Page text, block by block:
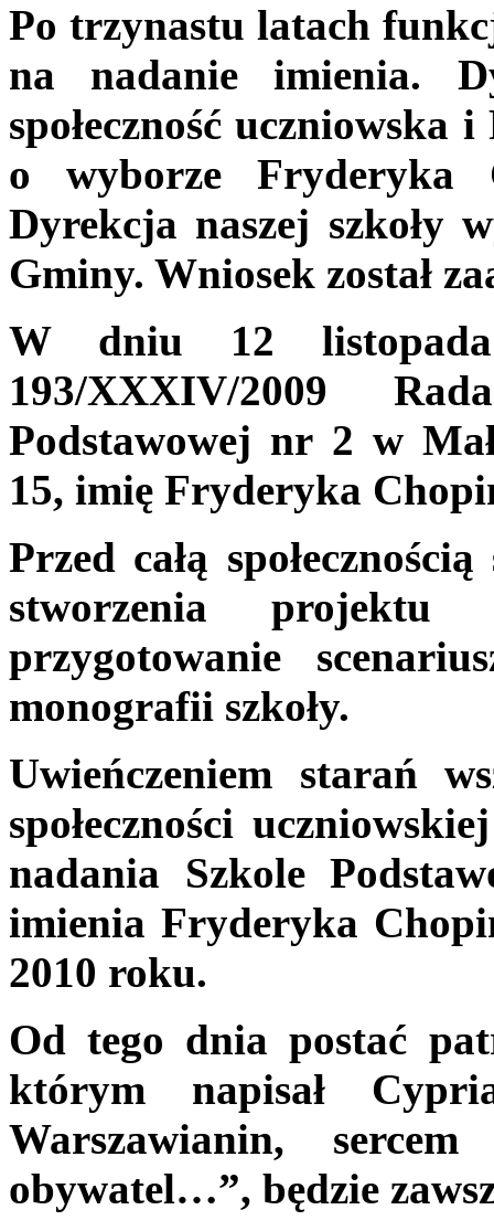
Po trzynastu latach
na nadanie imienia.
społeczność uczniowska
o wyborze Fryderyka
Dyrekcja naszej szkoły
Gminy. Wniosek został
W dniu 12
193/XXXIV/2009
Podstawowej nr 2 w
15, imię Fryderyka
Przed całą
stworzenia projektu
przygotowanie
monografii szkoły.
Uwieńczeniem starań
społeczności
nadania Szkole
imienia Fryderyka
2010 roku.
Od tego dnia postać
którym napisał
Warszawianin,
obywatel…”, będzie